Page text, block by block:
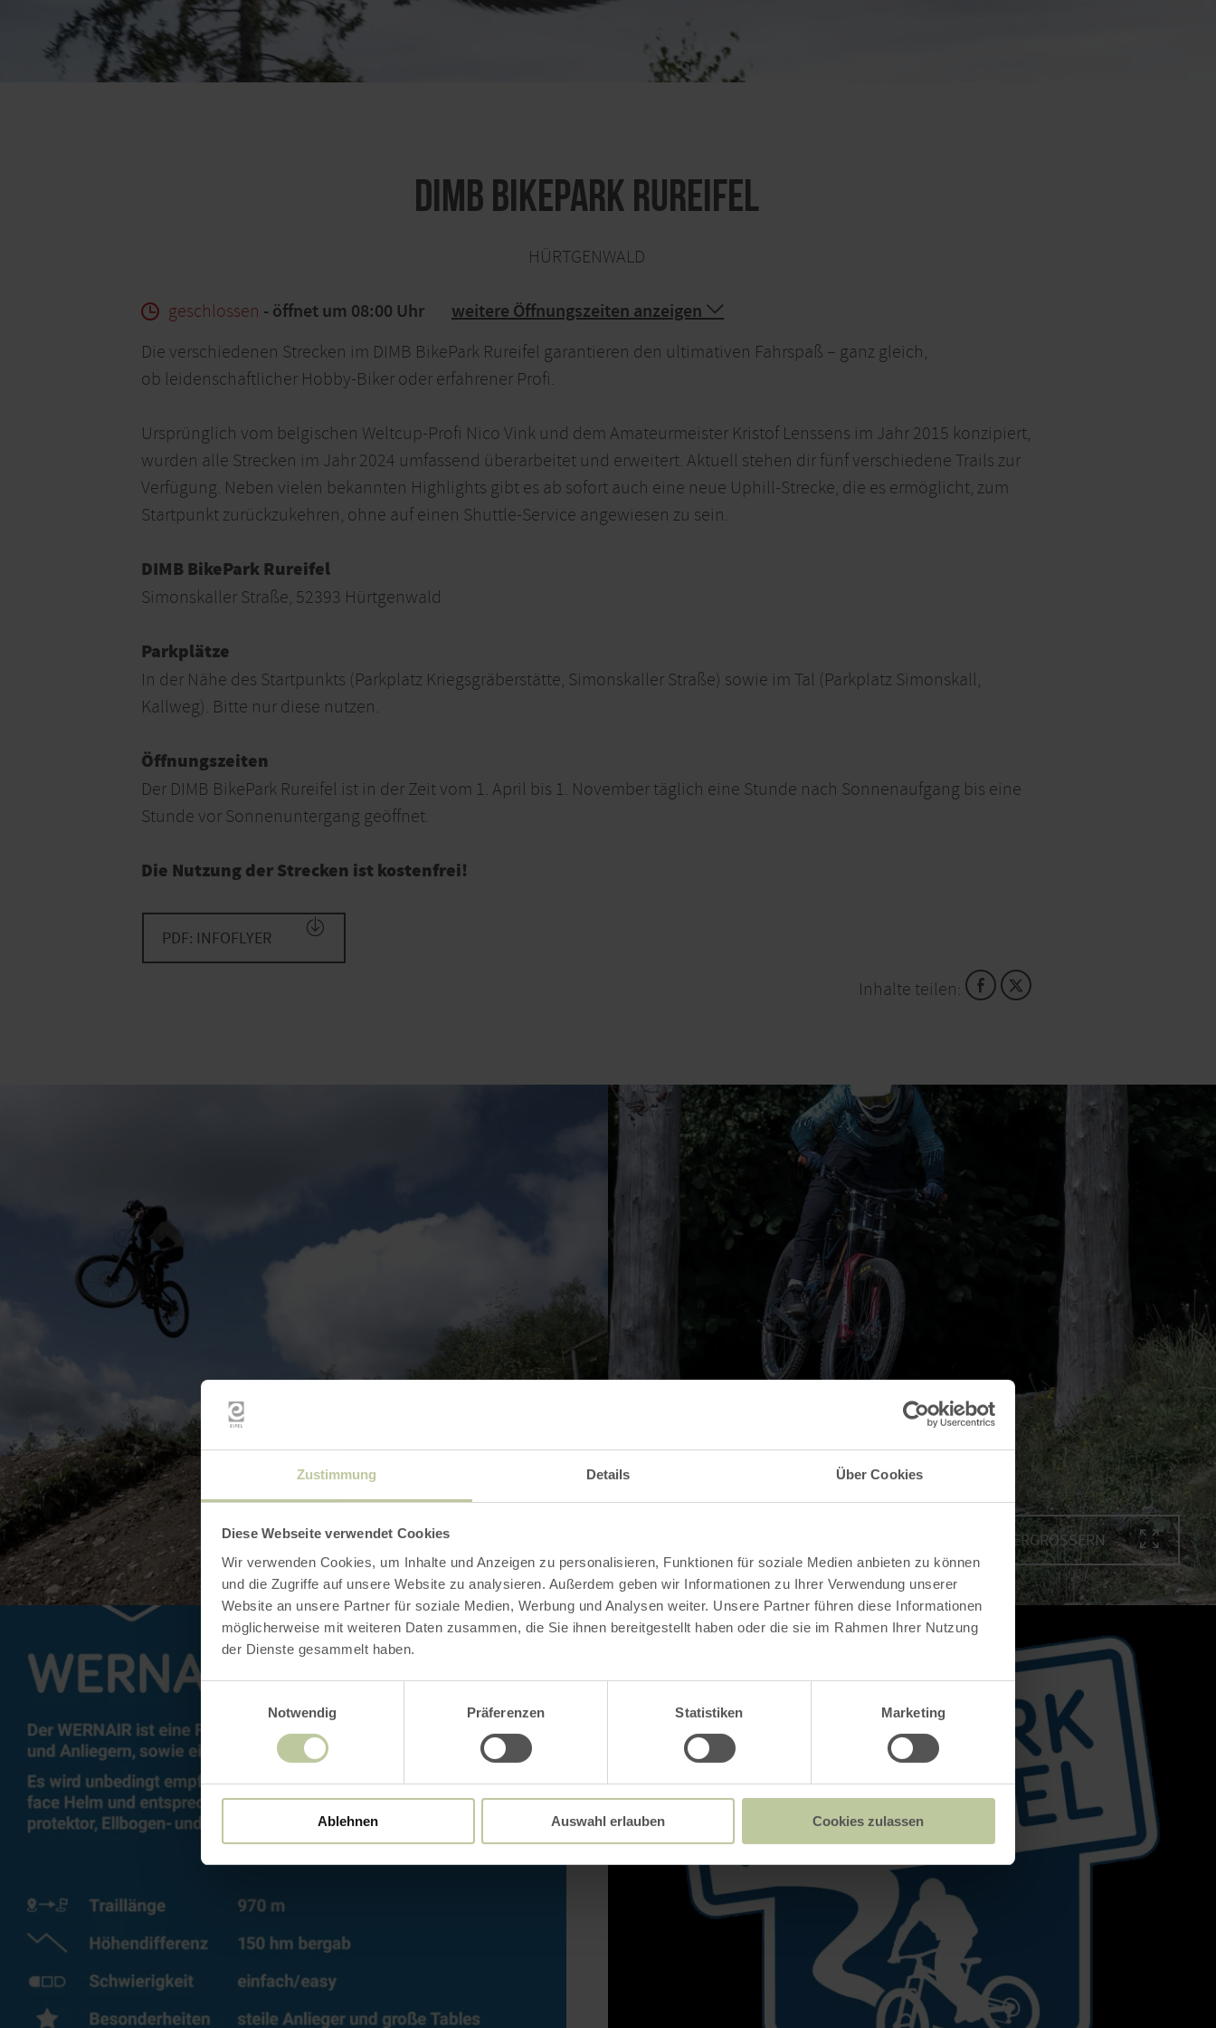
Zustimmung Details Über Cookies
Diese Webseite verwendet Cookies
Wir verwenden Cookies, um Inhalte und Anzeigen zu personalisieren, Funktionen für soziale Medien anbieten zu können
und die Zugriffe auf unsere Website zu analysieren. Außerdem geben wir Informationen zu Ihrer Verwendung unserer
Website an unsere Partner für soziale Medien, Werbung und Analysen weiter. Unsere Partner führen diese Informationen
möglicherweise mit weiteren Daten zusammen, die Sie ihnen bereitgestellt haben oder die sie im Rahmen Ihrer Nutzung
der Dienste gesammelt haben.
Einwilligungsauswahl
Notwendig
Präferenzen Statistiken Marketing
Ablehnen Auswahl erlauben Cookies zulassen
DIMB BikePark Rureifel
HÜRTGENWALD
geschlossen - öffnet um 08:00 Uhr weitere Öffnungszeiten anzeigen
Die verschiedenen Strecken im DIMB BikePark Rureifel garantieren den ultimativen Fahrspaß – ganz gleich,
ob leidenschaftlicher Hobby-Biker oder erfahrener Profi.
Ursprünglich vom belgischen Weltcup-Profi Nico Vink und dem Amateurmeister Kristof Lenssens im Jahr 2015 konzipiert,
wurden alle Strecken im Jahr 2024 umfassend überarbeitet und erweitert. Aktuell stehen dir fünf verschiedene Trails zur
Verfügung. Neben vielen bekannten Highlights gibt es ab sofort auch eine neue Uphill-Strecke, die es ermöglicht, zum
Startpunkt zurückzukehren, ohne auf einen Shuttle-Service angewiesen zu sein.
DIMB BikePark Rureifel
Simonskaller Straße, 52393 Hürtgenwald
Parkplätze
In der Nähe des Startpunkts (Parkplatz Kriegsgräberstätte, Simonskaller Straße) sowie im Tal (Parkplatz Simonskall,
Kallweg). Bitte nur diese nutzen.
Öffnungszeiten
Der DIMB BikePark Rureifel ist in der Zeit vom 1. April bis 1. November täglich eine Stunde nach Sonnenaufgang bis eine
Stunde vor Sonnenuntergang geöffnet.
Die Nutzung der Strecken ist kostenfrei!
PDF: INFOFLYER
Inhalte teilen:
BILD VERGRÖSSERN BILD VERGRÖSSERN